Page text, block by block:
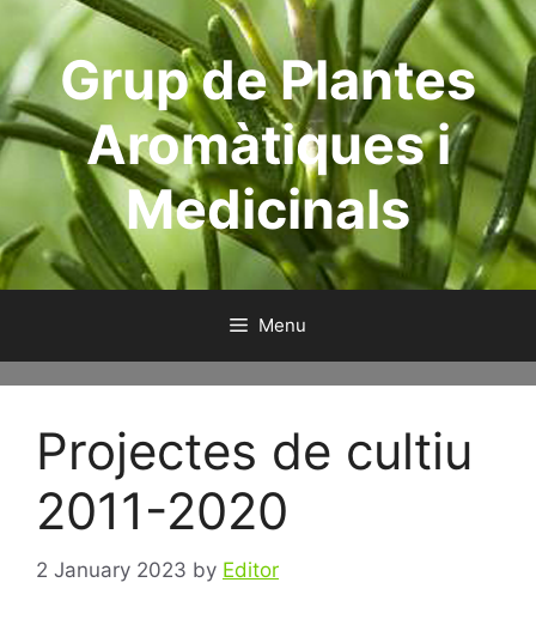
contentGrup de Plantes
Aromàtiques i
Medicinals
Menu
Projectes de cultiu
2011-2020
2 January 2023 by Editor